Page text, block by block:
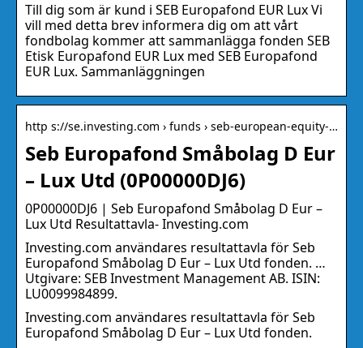
Till dig som är kund i SEB Europafond EUR Lux Vi
vill med detta brev informera dig om att vårt
fondbolag kommer att sammanlägga fonden SEB
Etisk Europafond EUR Lux med SEB Europafond
EUR Lux. Sammanläggningen
http s://se.investing.com › funds › seb-european-equity-…
Seb Europafond Småbolag D Eur
– Lux Utd (0P00000DJ6)
0P00000DJ6 | Seb Europafond Småbolag D Eur –
Lux Utd Resultattavla- Investing.com
Investing.com användares resultattavla för Seb
Europafond Småbolag D Eur – Lux Utd fonden. …
Utgivare: SEB Investment Management AB. ISIN:
LU0099984899.
Investing.com användares resultattavla för Seb
Europafond Småbolag D Eur – Lux Utd fonden.